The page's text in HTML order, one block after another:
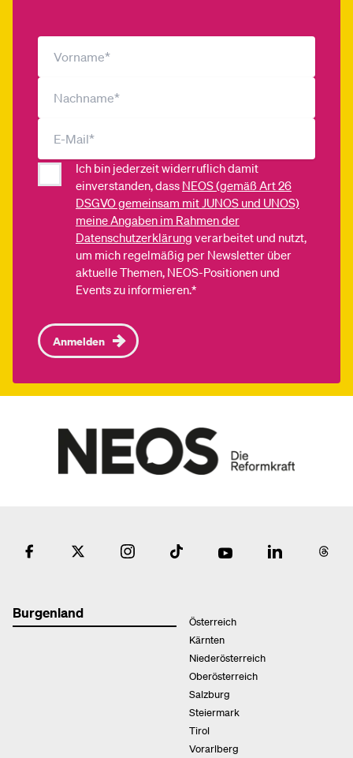
Ich bin jederzeit widerruflich damit
einverstanden, dass NEOS (gemäß Art 26
DSGVO gemeinsam mit JUNOS und UNOS)
meine Angaben im Rahmen der
Datenschutzerklärung verarbeitet und nutzt,
um mich regelmäßig per Newsletter über
aktuelle Themen, NEOS-Positionen und
Events zu informieren.*
Anmelden
Burgenland
Österreich
Kärnten
Niederösterreich
Oberösterreich
Salzburg
Steiermark
Tirol
Vorarlberg